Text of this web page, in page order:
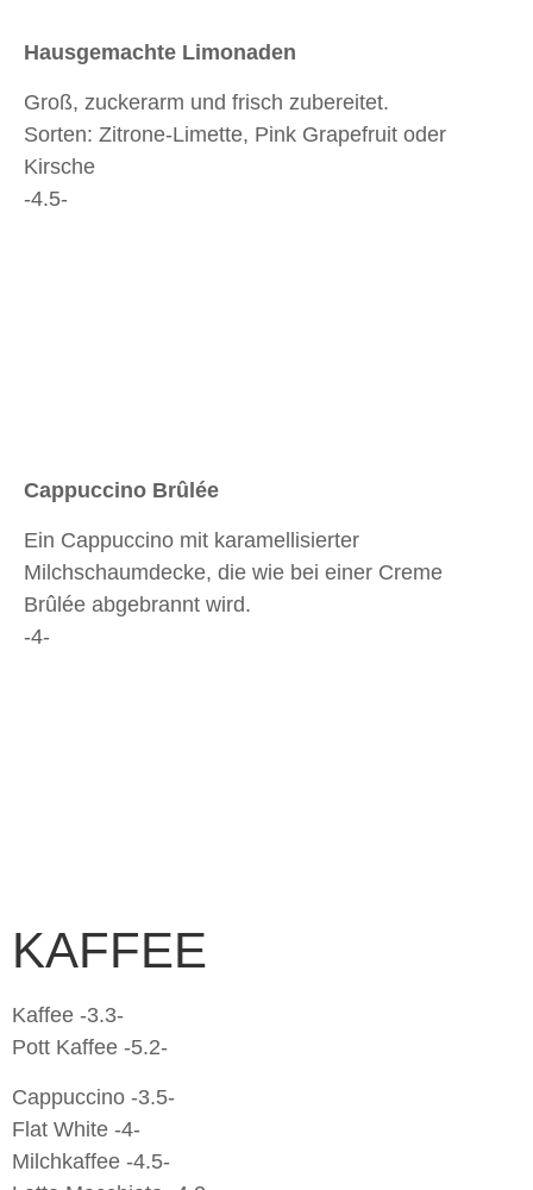
Hausgemachte Limonaden
Groß, zuckerarm und frisch zubereitet.
Sorten: Zitrone-Limette, Pink Grapefruit oder
Kirsche
-4.5-
Cappuccino Brûlée
Ein Cappuccino mit karamellisierter
Milchschaumdecke, die wie bei einer Creme
Brûlée abgebrannt wird.
-4-
KAFFEE
Kaffee -3.3-
Pott Kaffee -5.2-
Cappuccino -3.5-
Flat White -4-
Milchkaffee -4.5-